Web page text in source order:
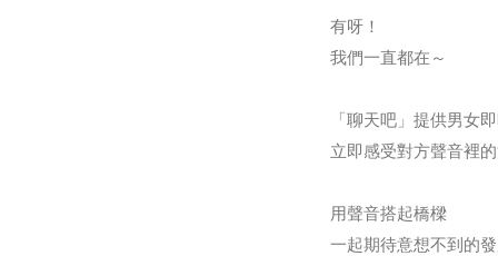
有呀！
我們一直都在～
「聊天吧」提供男女
立即感受對方聲音裡
用聲音搭起橋樑
一起期待意想不到的